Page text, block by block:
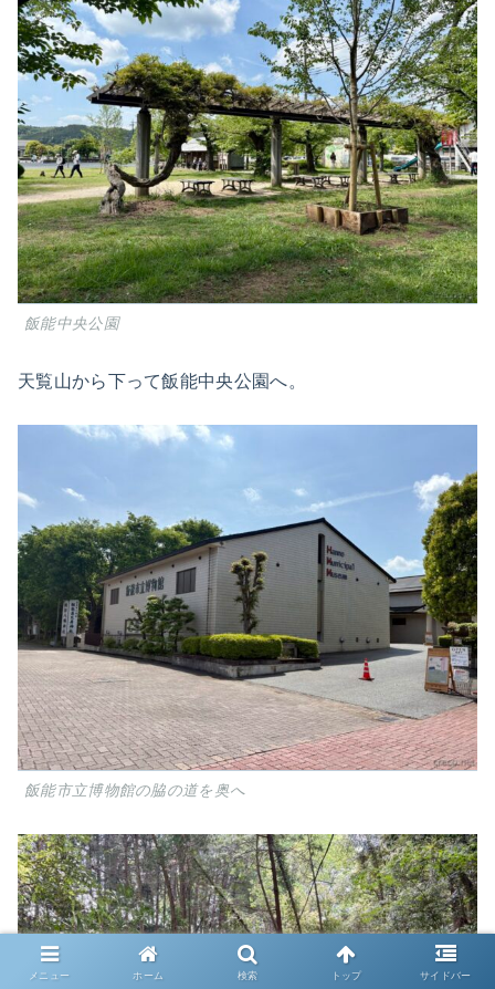
飯能中央公園
天覧山から下って飯能中央公園へ。
飯能市立博物館の脇の道を奥へ
メニュー ホーム 検索 トップ サイドバー